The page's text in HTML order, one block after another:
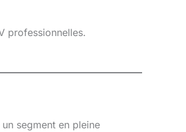
professionnelles.
segment en pleine